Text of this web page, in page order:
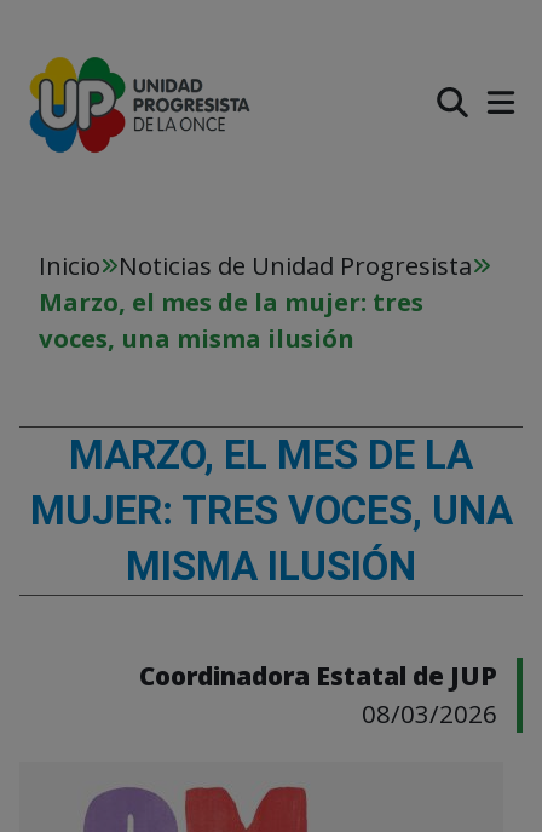
Inicio
Noticias de Unidad Progresista
Marzo, el mes de la mujer: tres
voces, una misma ilusión
MARZO, EL MES DE LA
MUJER: TRES VOCES, UNA
MISMA ILUSIÓN
Coordinadora Estatal de JUP
08/03/2026